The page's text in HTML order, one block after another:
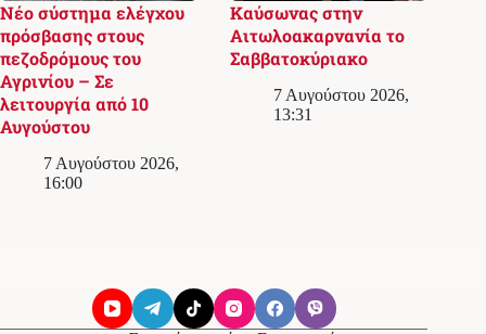
Νέο σύστημα ελέγχου
πρόσβασης στους
πεζοδρόμους του
Αγρινίου – Σε
λειτουργία από 10
Αυγούστου
7 Αυγούστου 2026,
16:00
Καύσωνας στην
Αιτωλοακαρνανία το
Σαββατοκύριακο
7 Αυγούστου 2026,
13:31